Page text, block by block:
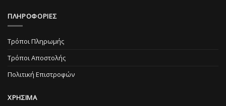
ΠΛΗΡΟΦΟΡΙΕΣ
Τρόποι Πληρωμής
Τρόποι Αποστολής
Πολιτική Επιστροφών
ΧΡΗΣΙΜΑ